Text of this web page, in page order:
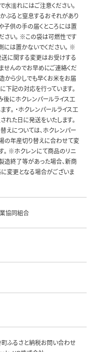
水濡れにはご注意ください。
ぶると窒息するおそれがあり
子供の手の届くところには置
さい。 ※この袋は可燃性です
には置かないでください。 ※
に関する変更はお受けする
せんのでお早めにご連絡くだ
から少しでも早くお米をお届
下記の対応を行っています。
後にホクレンパールライス工
す。 ・ホクレンパールライス工
れた日に発送をいたします。
えについては、ホクレンパー
の年産切り替えに合わせて変
。 ※ホクレンにて商品のリニ
造終了等があった場合、新商
変更となる場合がございま
協同組合
ふるさと納税お問い合わせ